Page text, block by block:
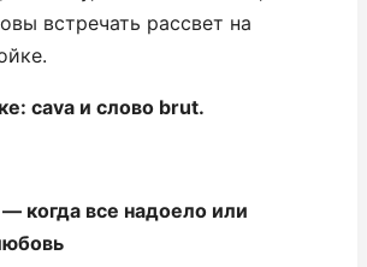
встречать рассвет на
cava и слово brut.
когда все надоело или